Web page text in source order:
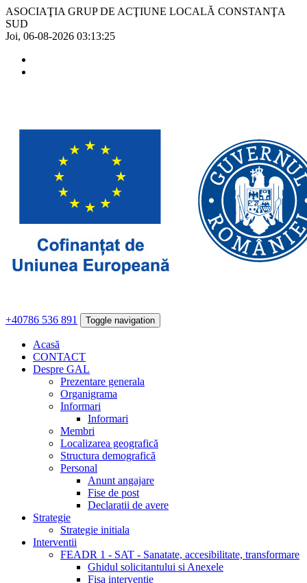
ASOCIAŢIA GRUP DE ACŢIUNE LOCALĂ CONSTANŢA
SUD
Joi, 06-08-2026 03:13:25
+40786 536 891 Toggle navigation
Acasă
CONTACT
Despre GAL
Prezentare generala
Organigrama
Informari
Informari
Membri
Localizarea geografică
Structura demografică
Personal
Anunt angajare
Fise de post
Declaratii de avere
Strategie
Strategie initiala
Interventii
FEADR 1 - SAT - Sanatate, accesibilitate, transformare
Ghidul solicitantului si Anexele
Fisa interventie